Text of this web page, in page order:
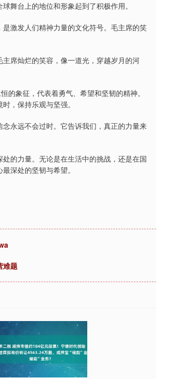
舞台上的地位和形象起到了积极作用。
激发人们精神力量的文化符号。毛主席的笑
席灿烂的笑容，像一道光，穿越岁月的河
的象征，代表着勇气、希望和坚韧的精神。
，保持乐观与坚强。
永远不会过时。它告诉我们，真正的力量来
的力量。无论是在生活中的挑战，还是在国
深处的坚韧与希望。
难题